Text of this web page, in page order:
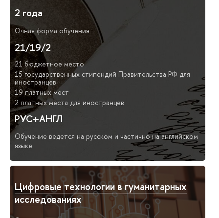
2 года
Очная форма обучения
21/19/2
21 бюджетное место
15 государственных стипендий Правительства РФ для
иностранцев
19 платных мест
2 платных места для иностранцев
РУС+АНГЛ
Обучение ведется на русском и частично на английском
языке
Цифровые технологии в гуманитарных
исследованиях